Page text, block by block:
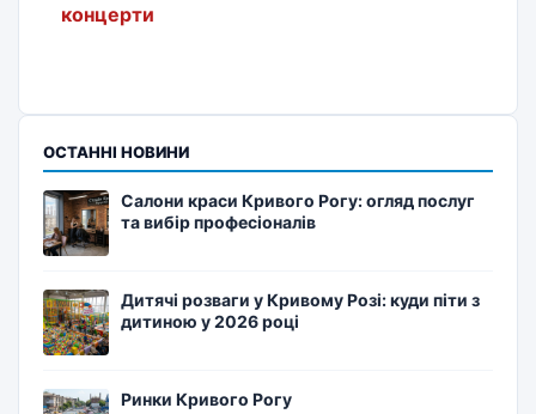
концерти
ОСТАННІ НОВИНИ
Салони краси Кривого Рогу: огляд послуг
та вибір професіоналів
Дитячі розваги у Кривому Розі: куди піти з
дитиною у 2026 році
Ринки Кривого Рогу